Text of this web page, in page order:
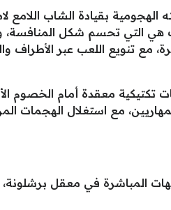
الهجومية بقيادة الشاب
هي التي تحسم شكل المنافسة،
تنويع اللعب عبر الأطراف
تكتيكية معقدة أمام الخصوم
مع استغلال الهجمات
الـ 15 الماضية، وتاريخ المواجهات